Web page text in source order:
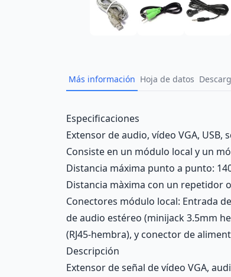
Más información Hoja de datos
Description
Especificaciones
Extensor de audio, vídeo VGA, USB,
Consiste en un módulo local y un
Distancia máxima punto a punto:
Distancia màxima con un repetidor
Conectores módulo local: Entrada
de audio estéreo (minijack 3.5mm
(RJ45-hembra), y conector de
Descripción
Extensor de señal de vídeo VGA,